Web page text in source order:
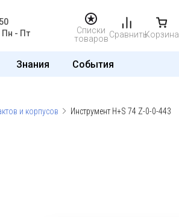
Пн - Пт
Списки
товаровСравнитьКорзина
Знания События
и корпусов Инструмент H+S 74 Z-0-0-443